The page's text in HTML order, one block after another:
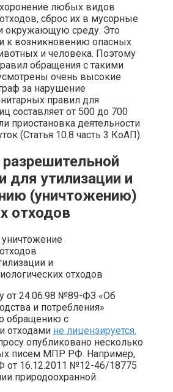
любых видов
сброс их в мусорные
окружающую среду. Это
к возникновению опасных
и человека. Поэтому
обращения с такими
очень высокие
за нарушение
правил для
составляет от 500 до 700
приостановка деятельности
(Статья 10.8 часть 3 КоАП).
для утилизации и
(уничтожению)
отходов
и
отходов
от 24.06.98 №89-ФЗ «Об
и потребления»
обращению с
отходами не лицензируется.
опубликовано несколько
писем МПР РФ. Например,
16.12.2011 №12-46/18775
природоохранной